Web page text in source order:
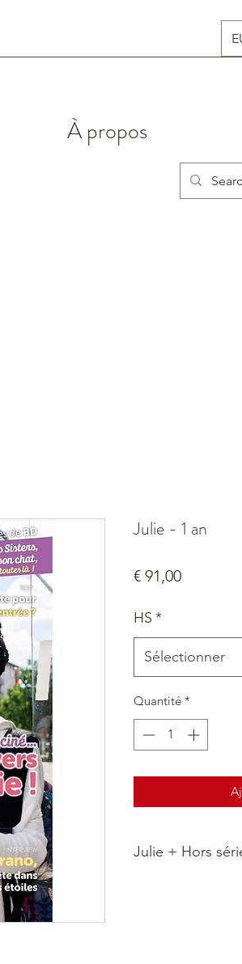
À propos
Julie - 1 an
€ 91,00Prix
HS *
Sélectionner
Quantité *
Julie + Hors